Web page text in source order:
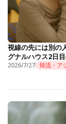
視線の先には別の
グナルハウス2日
2026/7/27 韓流・ア